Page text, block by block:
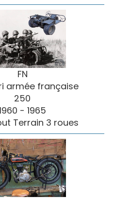
FN
armée française
250
- 1965
Terrain 3 roues